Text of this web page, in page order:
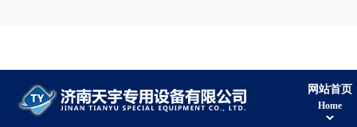
网站首页
Home